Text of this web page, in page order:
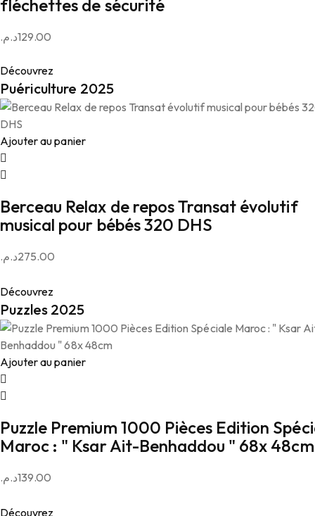
fléchettes de sécurité
129.00د.م.
Découvrez
Puériculture 2025
Ajouter au panier
Berceau Relax de repos Transat évolutif
musical pour bébés 320 DHS
275.00د.م.
Découvrez
Puzzles 2025
Ajouter au panier
Puzzle Premium 1000 Pièces Edition
Maroc : " Ksar Ait-Benhaddou " 68x 48cm
139.00د.م.
Découvrez